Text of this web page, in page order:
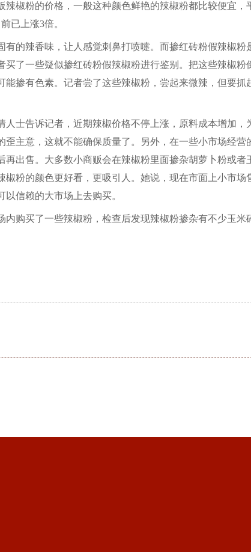
椒粉的价格，一般这种颜色鲜艳的辣椒粉都比较便宜，
已上涨3倍。
的辣香味，让人感觉刺鼻打喷嚏。而掺红砖粉假辣椒粉
了一些疑似掺红砖粉假辣椒粉进行鉴别。把这些辣椒粉
掺有色素。记者尝了这些辣椒粉，尝起来微辣，但要抓
士告诉记者，近期辣椒价格不停上涨，原料成本增加，
主意，这就不能确保质量了。另外，在一些小市场经营
出售。大多数小商贩会在辣椒粉里面掺杂胡萝卜粉或者
粉的颜色更好看，更吸引人。她说，现在市面上小市场
信赖的大市场上去购买。
购买了一些辣椒粉，检查后发现辣椒粉掺杂有不少玉米